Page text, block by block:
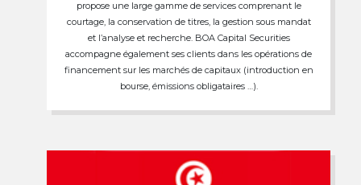
propose une large gamme de services comprenant le
courtage, la conservation de titres, la gestion sous mandat
et l’analyse et recherche. BOA Capital Securities
accompagne également ses clients dans les opérations de
financement sur les marchés de capitaux (introduction en
bourse, émissions obligataires …).